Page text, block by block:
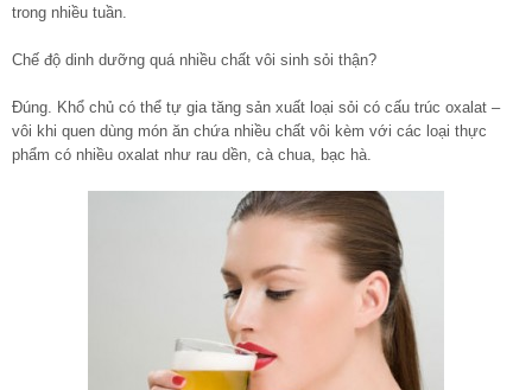
trong nhiều tuần.
Chế độ dinh dưỡng quá nhiều chất vôi sinh sỏi thận?
Đúng. Khổ chủ có thể tự gia tăng sản xuất loại sỏi có cấu trúc oxalat –
vôi khi quen dùng món ăn chứa nhiều chất vôi kèm với các loại thực
phẩm có nhiều oxalat như rau dền, cà chua, bạc hà.